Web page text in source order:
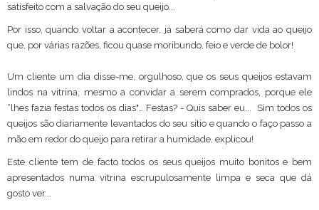
satisfeito com a salvação do seu queijo...
Por isso, quando voltar a acontecer, já saberá como dar vida ao queijo
que, por várias razões, ficou quase moribundo, feio e verde de bolor!
Um cliente um dia disse-me, orgulhoso, que os seus queijos estavam
lindos na vitrina, mesmo a convidar a serem comprados, porque ele
“lhes fazia festas todos os dias"… Festas? - Quis saber eu... Sim todos os
queijos são diariamente levantados do seu sítio e quando o faço passo a
mão em redor do queijo para retirar a humidade, explicou!
Este cliente tem de facto todos os seus queijos muito bonitos e bem
apresentados numa vitrina escrupulosamente limpa e seca que dá
gosto ver...